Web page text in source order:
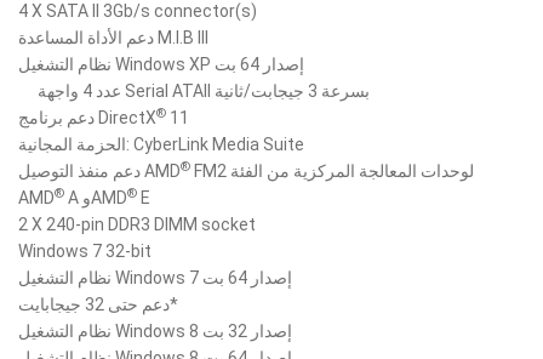
4 X SATA II 3Gb/s connector(s)
دعم الأداة المساعدة M.I.B III
نظام التشغيل Windows XP إصدار 64 بت
عدد 4 واجهة Serial ATAII ‏بسرعة 3 جيجابت/ثانية
دعم برنامج DirectX® 11
الحزمة المجانية: CyberLink Media Suite
دعم منفذ التوصيل AMD® FM2 لوحدات المعالجة المركزية من الفئة
AMD® A وAMD® E
2 X 240-pin DDR3 DIMM socket
Windows 7 32-bit
نظام التشغيل Windows 7 إصدار 64 بت
دعم حتى 32 جيجابايت*
نظام التشغيل Windows 8 إصدار 32 بت